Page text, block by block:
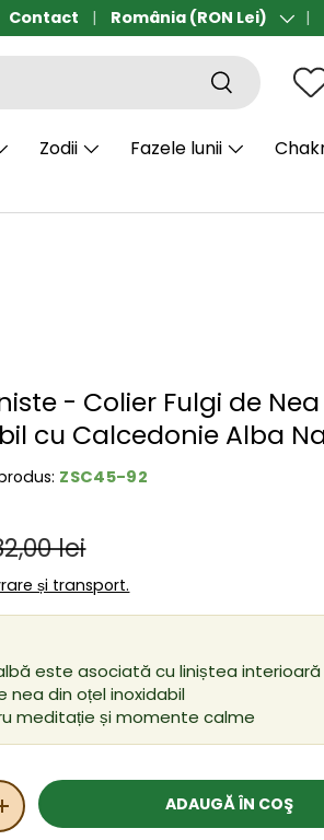
gratuit de la 190 lei
Contact Țară/Regiune
România (RON Lei)
Căutare
Zodii Fazele lunii
- Colier Fulgi de
cu Calcedonie Alba
ZSC45-92
obișnuit
lei
și transport.
este asociată cu liniștea interioară
nea din oțel inoxidabil
meditație și momente calme
MĂRIȚI CANTITATEA ADAUGĂ ÎN COŞ